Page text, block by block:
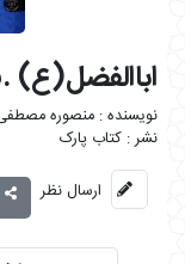
اباالفضل(ع)
منصوره
کتاب پارک
ارسال نظر